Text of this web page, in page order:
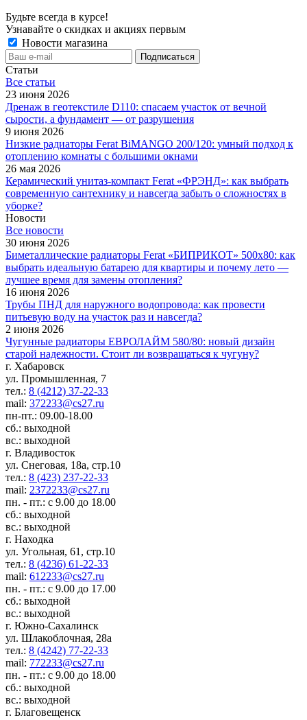
Будьте всегда в курсе!
Узнавайте о скидках и акциях первым
Новости магазина
Статьи
Все cтатьи
23 июня 2026
Дренаж в геотекстиле D110: спасаем участок от вечной
сырости, а фундамент — от разрушения
9 июня 2026
Низкие радиаторы Ferat BiMANGO 200/120: умный подход к
отоплению комнаты с большими окнами
26 мая 2026
Керамический унитаз-компакт Ferat «ФРЭНД»: как выбрать
современную сантехнику и навсегда забыть о сложностях в
уборке?
Новости
Все новости
30 июня 2026
Биметаллические радиаторы Ferat «БИПРИКОТ» 500x80: как
выбрать идеальную батарею для квартиры и почему лето —
лучшее время для замены отопления?
16 июня 2026
Трубы ПНД для наружного водопровода: как провести
питьевую воду на участок раз и навсегда?
2 июня 2026
Чугунные радиаторы ЕВРОЛАЙМ 580/80: новый дизайн
старой надежности. Стоит ли возвращаться к чугуну?
г. Хабаровск
ул. Промышленная, 7
тел.: 8 (4212) 37-22-33
mail: 372233@cs27.ru
пн-пт.: 09.00-18.00
сб.: выходной
вс.: выходной
г. Владивосток
ул. Снеговая, 18а, стр.10
тел.: 8 (423) 237-22-33
mail: 2372233@cs27.ru
пн. - пт.: с 9.00 до 18.00
сб.: выходной
вс.: выходной
г. Находка
ул. Угольная, 61, стр.10
тел.: 8 (4236) 61-22-33
mail: 612233@cs27.ru
пн. - пт.: с 9.00 до 17.00
сб.: выходной
вс.: выходной
г. Южно-Сахалинск
ул. Шлакоблочная, 28а
тел.: 8 (4242) 77-22-33
mail: 772233@cs27.ru
пн. - пт.: с 9.00 до 18.00
сб.: выходной
вс.: выходной
г. Благовещенск